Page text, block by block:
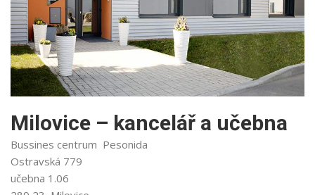
Milovice – kancelář a učebna
Bussines centrum Pesonida
Ostravská 779
učebna 1.06